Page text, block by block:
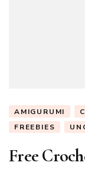
AMIGURUMI
FREEBIES
Free